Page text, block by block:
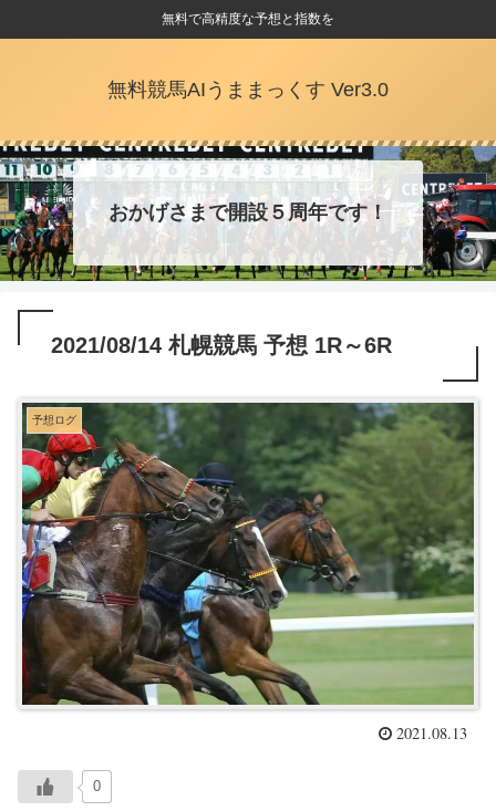
無料で高精度な予想と指数を
無料競馬AIうままっくす Ver3.0
おかげさまで開設５周年です！
2021/08/14 札幌競馬 予想 1R～6R
予想ログ
2021.08.13
0